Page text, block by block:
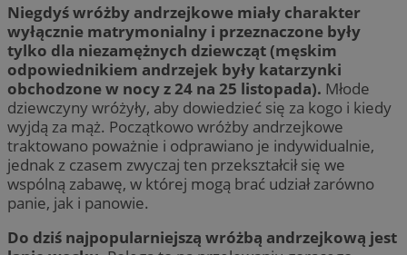
Niegdyś wróżby andrzejkowe miały charakter
wyłącznie matrymonialny i przeznaczone były
tylko dla niezamężnych dziewcząt (męskim
odpowiednikiem andrzejek były katarzynki
obchodzone w nocy z 24 na 25 listopada). Młode
dziewczyny wróżyły, aby dowiedzieć się za kogo i kiedy
wyjdą za mąż. Początkowo wróżby andrzejkowe
traktowano poważnie i odprawiano je indywidualnie,
jednak z czasem zwyczaj ten przekształcił się we
wspólną zabawę, w której mogą brać udział zarówno
panie, jak i panowie.
Do dziś najpopularniejszą wróżbą andrzejkową jest